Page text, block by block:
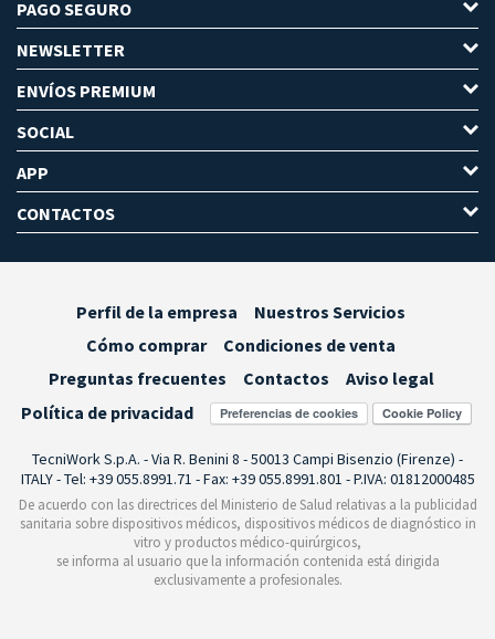
PAGO SEGURO
NEWSLETTER
ENVÍOS PREMIUM
SOCIAL
APP
CONTACTOS
Perfil de la empresa
Nuestros Servicios
Cómo comprar
Condiciones de venta
Preguntas frecuentes
Contactos
Aviso legal
Política de privacidad
Preferencias de cookies
TecniWork S.p.A. - Via R. Benini 8 - 50013 Campi Bisenzio (Firenze) -
ITALY - Tel: +39 055.8991.71 - Fax: +39 055.8991.801 - P.IVA: 01812000485
De acuerdo con las directrices del Ministerio de Salud relativas a la publicidad
sanitaria sobre dispositivos médicos, dispositivos médicos de diagnóstico in
vitro y productos médico-quirúrgicos,
se informa al usuario que la información contenida está dirigida
exclusivamente a profesionales.